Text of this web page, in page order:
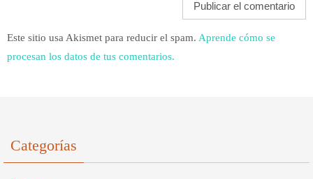
Este sitio usa Akismet para reducir el spam. Aprende cómo se
procesan los datos de tus comentarios.
Categorías